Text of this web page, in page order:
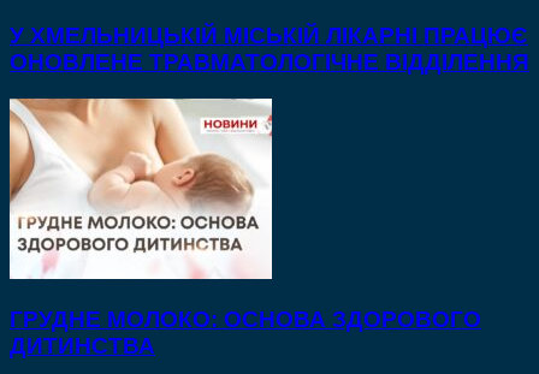
У ХМЕЛЬНИЦЬКІЙ МІСЬКІЙ ЛІКАРНІ ПРАЦЮЄ
ОНОВЛЕНЕ ТРАВМАТОЛОГІЧНЕ ВІДДІЛЕННЯ
ГРУДНЕ МОЛОКО: ОСНОВА ЗДОРОВОГО
ДИТИНСТВА